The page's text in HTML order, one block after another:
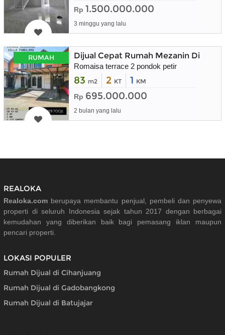
Rp 1.500.000.000
3 minggu yang lalu
RUMAH Dijual Cepat Rumah Mezanin
Romaisa terrace 2 pondok petir
83 m2 2 KT 1 KM
Rp 695.000.000
2 bulan yang lalu
REALOKA
Realoka.com berupaya membantu penjual, pembeli dan penyewa
properti di seluruh Indonesia sejak tahun 2017 dengan berbagai
kemudahan yang diberikan baik bagi pemasang iklan maupun
pencari properti.
LOKASI POPULER
Rumah Dijual di Cihanjuang
Rumah Dijual di Gadobangkong
Rumah Dijual di Batujajar